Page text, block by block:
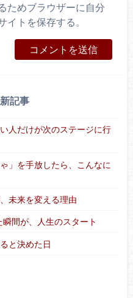
ためブラウザーに自分
イトを保存する。
記事
人だけが次のステージに行
」を手放したら、こんなに
未来を変える理由
瞬間が、人生のスタート
と決めた日